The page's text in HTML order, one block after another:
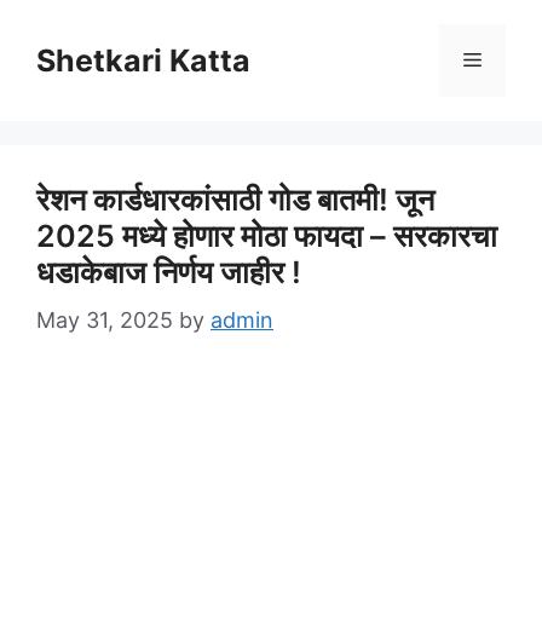
content
Shetkari Katta Menu
रेशन कार्डधारकांसाठी गोड बातमी! जून
2025 मध्ये होणार मोठा फायदा – सरकारचा
धडाकेबाज निर्णय जाहीर !
May 31, 2025 by admin